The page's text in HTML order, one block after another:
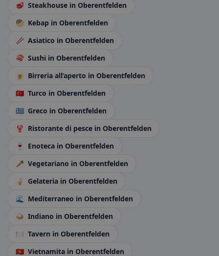
🥩 Steakhouse in Oberentfelden
🥙 Kebap in Oberentfelden
🥢 Asiatico in Oberentfelden
🍣 Sushi in Oberentfelden
🍺 Birreria all’aperto in Oberentfelden
🇹🇷 Turco in Oberentfelden
🇬🇷 Greco in Oberentfelden
🦞 Ristorante di pesce in Oberentfelden
🍷
Enoteca in Oberentfelden
🥕 Vegetariano in Oberentfelden
🍦
Gelateria in Oberentfelden
🌊
Mediterraneo in Oberentfelden
🍛 Indiano in Oberentfelden
🍽️ Tavern in Oberentfelden
🇻🇳 Vietnamita in Oberentfelden